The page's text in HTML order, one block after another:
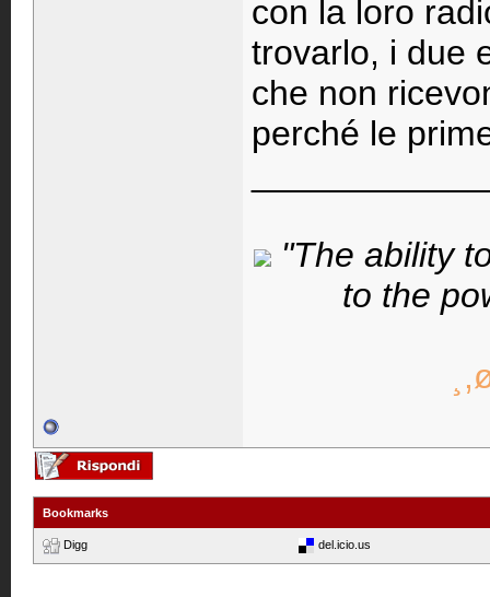
con la loro
trovarlo, i due
che non
perché le
"The ability
to the
Bookmarks
Digg del.icio.us